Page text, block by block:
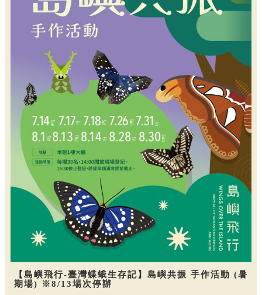
【島嶼飛行-臺灣蝶蛾生存記】島嶼共振 手作活動 (暑
期場) ※8/13場次停辦